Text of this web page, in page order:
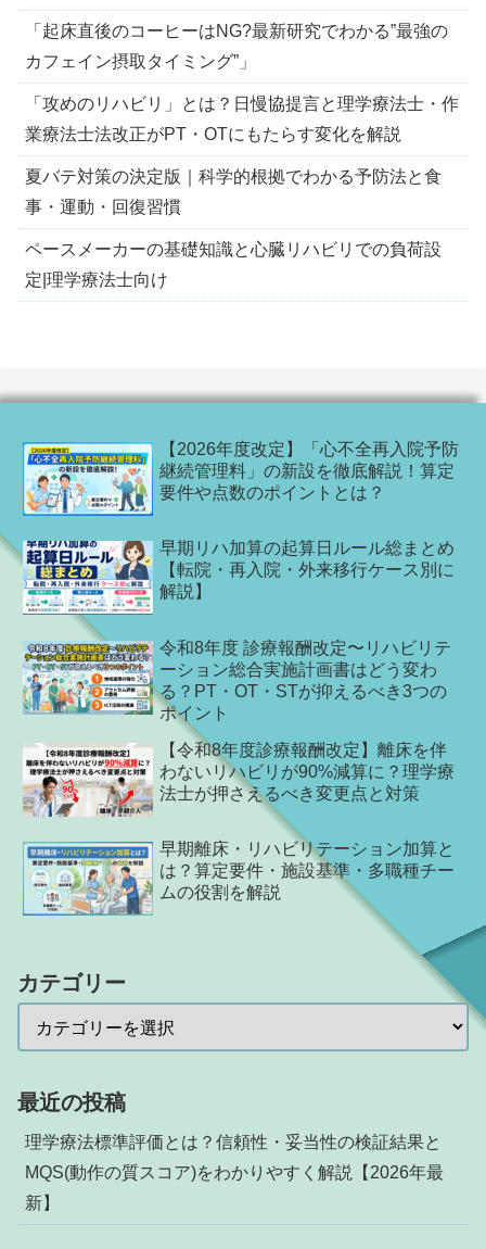
「起床直後のコーヒーはNG?最新研究でわかる”最強の
カフェイン摂取タイミング”」
「攻めのリハビリ」とは？日慢協提言と理学療法士・作
業療法士法改正がPT・OTにもたらす変化を解説
夏バテ対策の決定版｜科学的根拠でわかる予防法と食
事・運動・回復習慣
ペースメーカーの基礎知識と心臓リハビリでの負荷設
定|理学療法士向け
【2026年度改定】「心不全再入院予防
継続管理料」の新設を徹底解説！算定
要件や点数のポイントとは？
早期リハ加算の起算日ルール総まとめ
【転院・再入院・外来移行ケース別に
解説】
令和8年度 診療報酬改定〜リハビリテ
ーション総合実施計画書はどう変わ
る？PT・OT・STが抑えるべき3つの
ポイント
【令和8年度診療報酬改定】離床を伴
わないリハビリが90%減算に？理学療
法士が押さえるべき変更点と対策
早期離床・リハビリテーション加算と
は？算定要件・施設基準・多職種チー
ムの役割を解説
カテゴリー
最近の投稿
理学療法標準評価とは？信頼性・妥当性の検証結果と
MQS(動作の質スコア)をわかりやすく解説【2026年最
新】